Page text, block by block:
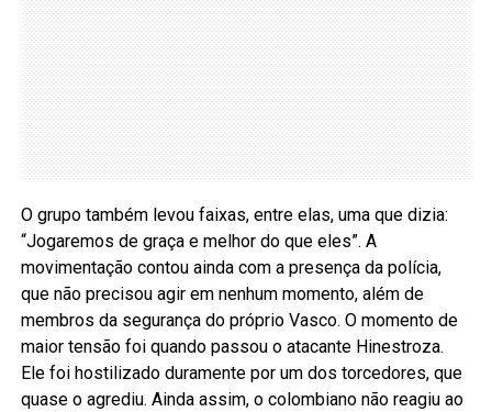
O grupo também levou faixas, entre elas, uma que dizia:
“Jogaremos de graça e melhor do que eles”. A
movimentação contou ainda com a presença da polícia,
que não precisou agir em nenhum momento, além de
membros da segurança do próprio Vasco. O momento de
maior tensão foi quando passou o atacante Hinestroza.
Ele foi hostilizado duramente por um dos torcedores, que
quase o agrediu. Ainda assim, o colombiano não reagiu ao